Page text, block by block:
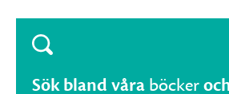
Sök bland våra böcker